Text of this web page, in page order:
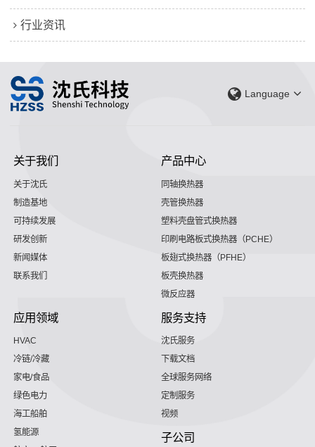
行业资讯
Language
关于我们
关于沈氏
制造基地
可持续发展
研发创新
新闻媒体
联系我们
产品中心
同轴换热器
壳管换热器
塑料壳盘管式换热器
印刷电路板式换热器（PCHE）
板翅式换热器（PFHE）
板壳换热器
微反应器
应用领域
HVAC
冷链/冷藏
家电/食品
绿色电力
海工船舶
氢能源
服务支持
沈氏服务
下载文档
全球服务网络
定制服务
视频
子公司